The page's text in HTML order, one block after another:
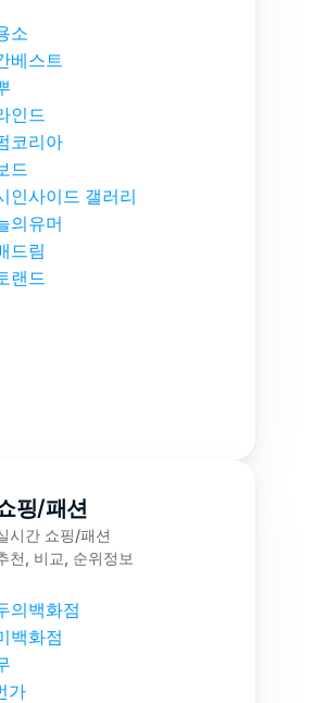
소
베스트
인드
코리아
드
인사이드 갤러리
의유머
드림
랜드
핑/패션
시간 쇼핑/패션
천, 비교, 순위정보
의백화점
백화점
가